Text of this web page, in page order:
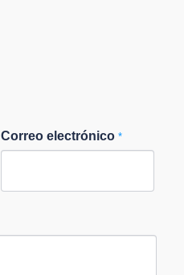
Correo electrónico*